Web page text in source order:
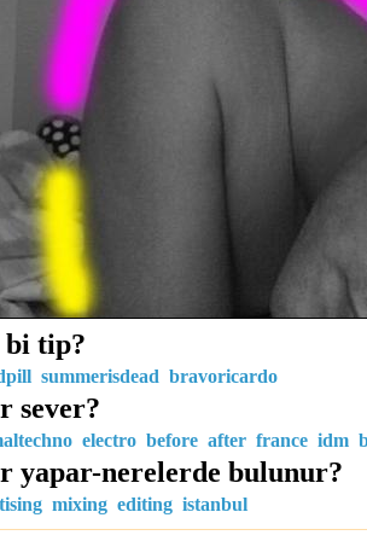
bi tip?
summerisdead bravoricardo
sever?
electro before after france idm
yapar-nerelerde bulunur?
mixing editing istanbul